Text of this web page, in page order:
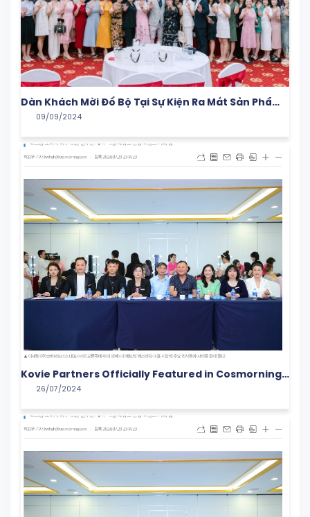
Dàn Khách Mời Đổ Bộ Tại Sự Kiện Ra Mắt Sản Phẩm
Của Nhà Koviepartners
09/09/2024
Kovie Partners Officially Featured in Cosmorning
with a Groundbreaking Campaign in the Vietnam
Cosmetics Market
26/07/2024